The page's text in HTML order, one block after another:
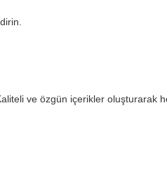
ve özgün içerikler oluşturarak